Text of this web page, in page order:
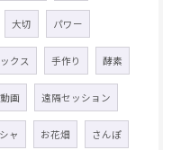
大切 パワー
クス 手作り 酵素
画 遠隔セッション
ャ お花畑 さんぽ